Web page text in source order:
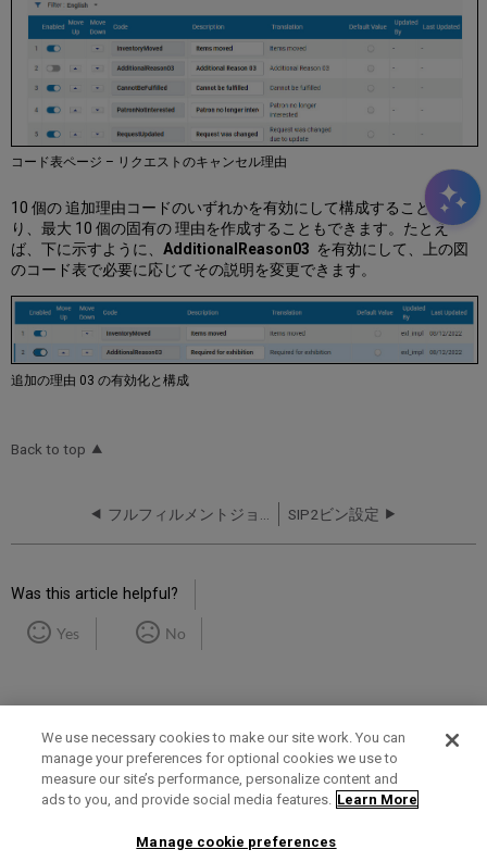
コード表ページ – リクエストのキャンセル理由
10 個の 追加理由コードのいずれかを有効にして構成することによ
り、最大 10 個の固有の 理由を作成することもできます。たとえ
ば、下に示すように、AdditionalReason03 を有効にして、上の図
のコード表で必要に応じてその説明を変更できます。
追加の理由 03 の有効化と構成
Back to top
SIP2ビン設定
Was this article helpful?
Yes No
Term of Use Privacy Policy Contact Us
We use necessary cookies to make our site work. You can
manage your preferences for optional cookies we use to
measure our site’s performance, personalize content and
ads to you, and provide social media features. Learn More
Manage cookie preferences